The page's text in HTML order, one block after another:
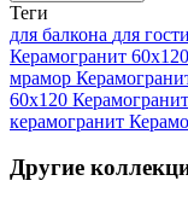
Теги
для балкона для
Керамогранит
мрамор
60x120
керамогранит
Другие